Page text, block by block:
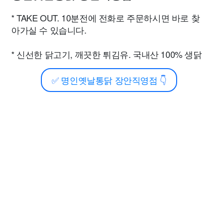
* TAKE OUT. 10분전에 전화로 주문하시면 바로 찾
아가실 수 있습니다.
* 신선한 닭고기, 깨끗한 튀김유. 국내산 100% 생닭
✅ 명인옛날통닭 장안직영점 👇